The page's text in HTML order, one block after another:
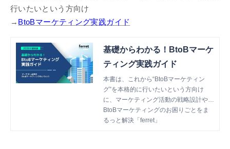
行いたいという方向け
→ BtoBマーケティング実践ガイド
基礎からわかる！BtoBマーケ
ティング実践ガイド
本書は、これから“BtoBマーケティン
グ”を本格的に行いたいという方向け
に、マーケティング活動の戦略設計や各
種施策のTipsを網羅した資料です。
BtoBマーケティングのお困りごとをま
るっと解決「ferret」